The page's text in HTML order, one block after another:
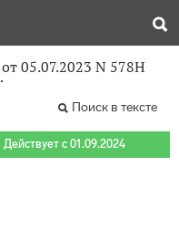
05.07.2023 N 578Н
Поиск в тексте
с 01.09.2024